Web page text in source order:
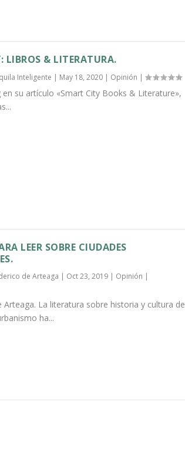
LIBROS & LITERATURA.
Inteligente | May 18, 2020| Opinión |
en su artículo «Smart City Books & Literature»,
LEER SOBRE CIUDADES
de Arteaga | Oct 23, 2019| Opinión |
Arteaga. La literatura sobre historia y cultura de
ha...